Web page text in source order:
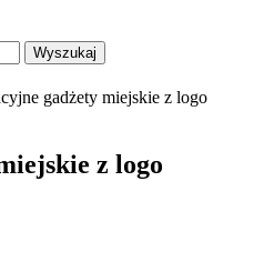
Wyszukaj
gadżety miejskie z logo
z logo